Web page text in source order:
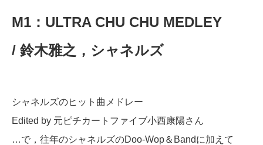
M1：ULTRA CHU CHU MEDLEY
/ 鈴木雅之，シャネルズ
シャネルズのヒット曲メドレー
Edited by 元ピチカートファイブ小西康陽さん
…で，往年のシャネルズのDoo-Wop＆Bandに加えて